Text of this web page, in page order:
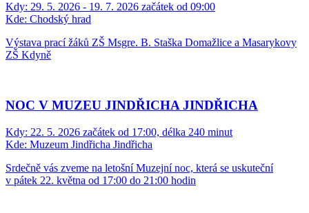
Kdy: 29. 5. 2026 - 19. 7. 2026 začátek od 09:00
Kde: Chodský hrad
Výstava prací žáků ZŠ Msgre. B. Staška Domažlice a Masarykovy
ZŠ Kdyně
NOC V MUZEU JINDŘICHA JINDŘICHA
Kdy: 22. 5. 2026 začátek od 17:00, délka 240 minut
Kde: Muzeum Jindřicha Jindřicha
Srdečně vás zveme na letošní Muzejní noc, která se uskuteční
v pátek 22. května od 17:00 do 21:00 hodin